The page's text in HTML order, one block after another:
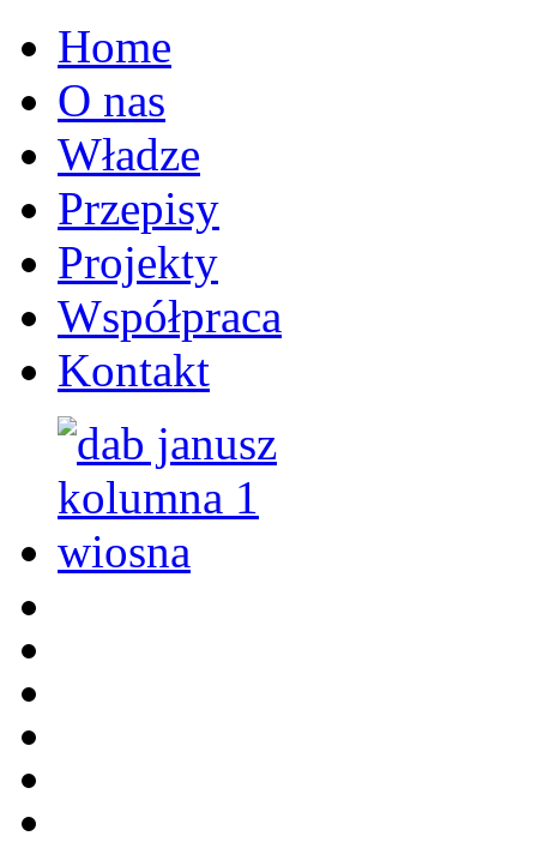
Home
O nas
Władze
Przepisy
Projekty
Współpraca
Kontakt